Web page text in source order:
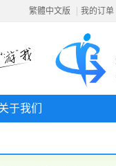
繁體中文版 | 我的订单
于我们